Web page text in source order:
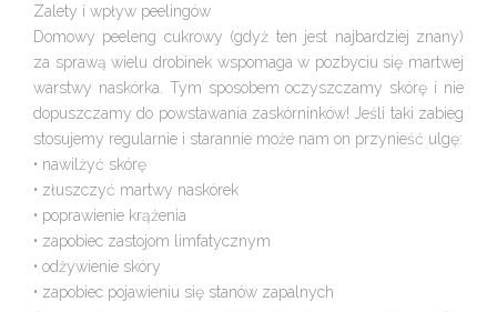
Zalety i wpływ peelingów
Domowy peeleng cukrowy (gdyż ten jest najbardziej znany)
za sprawą wielu drobinek wspomaga w pozbyciu się martwej
warstwy naskórka. Tym sposobem oczyszczamy skórę i nie
dopuszczamy do powstawania zaskórninków! Jeśli taki zabieg
stosujemy regularnie i starannie może nam on przynieść ulgę:
• nawilżyć skórę
• złuszczyć martwy naskórek
• poprawienie krążenia
• zapobiec zastojom limfatycznym
• odżywienie skóry
• zapobiec pojawieniu się stanów zapalnych